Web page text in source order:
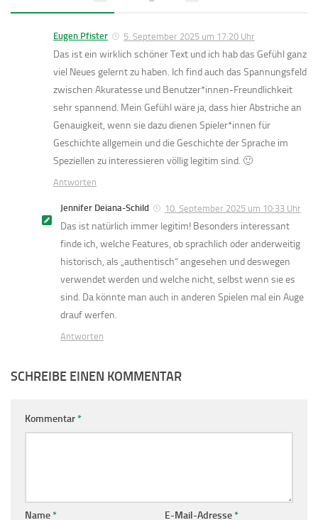
Eugen Pfister 5. September 2025 um 17:20 Uhr
Das ist ein wirklich schöner Text und ich hab das Gefühl ganz
viel Neues gelernt zu haben. Ich find auch das Spannungsfeld
zwischen Akuratesse und Benutzer*innen-Freundlichkeit
sehr spannend. Mein Gefühl wäre ja, dass hier Abstriche an
Genauigkeit, wenn sie dazu dienen Spieler*innen für
Geschichte allgemein und die Geschichte der Sprache im
Speziellen zu interessieren völlig legitim sind. 🙂
Antworten
Jennifer Deiana-Schild 10. September 2025 um 10:33 Uhr
Das ist natürlich immer legitim! Besonders interessant
finde ich, welche Features, ob sprachlich oder anderweitig
historisch, als „authentisch“ angesehen und deswegen
verwendet werden und welche nicht, selbst wenn sie es
sind. Da könnte man auch in anderen Spielen mal ein Auge
drauf werfen.
Antworten
SCHREIBE EINEN KOMMENTAR
Kommentar*
Name* E-Mail-Adresse*